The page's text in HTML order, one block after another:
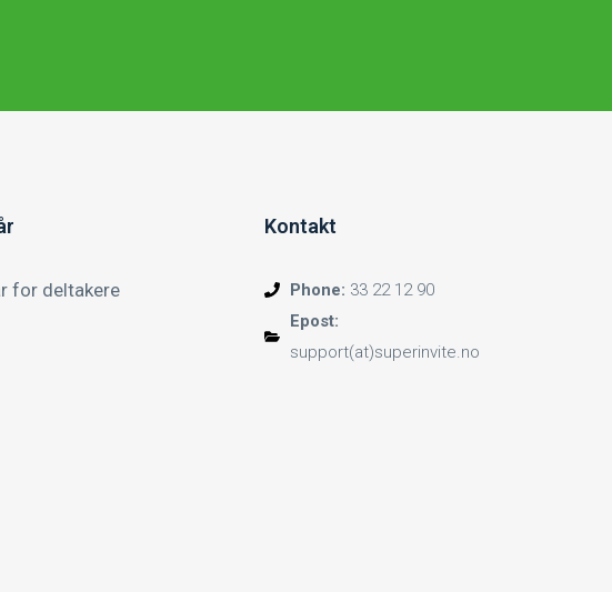
for deltakere
Kontakt
Phone: 33 22 12 90
Epost:
support(at)superinvite.no